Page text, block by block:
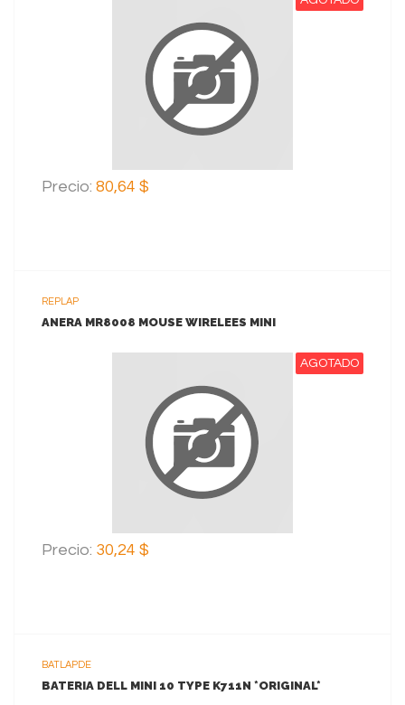
Precio: 80,64 $
REPLAP
ANERA MR8008 MOUSE WIRELEES MINI
AGOTADO
Precio: 30,24 $
BATLAPDE
BATERIA DELL MINI 10 TYPE K711N *ORIGINAL*